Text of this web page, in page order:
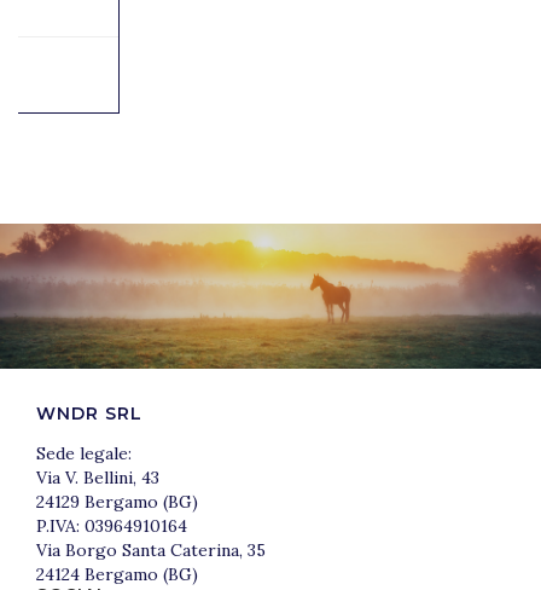
WNDR SRL
Sede legale:
Via V. Bellini, 43
24129 Bergamo (BG)
P.IVA: 03964910164
Via Borgo Santa Caterina, 35
24124 Bergamo (BG)